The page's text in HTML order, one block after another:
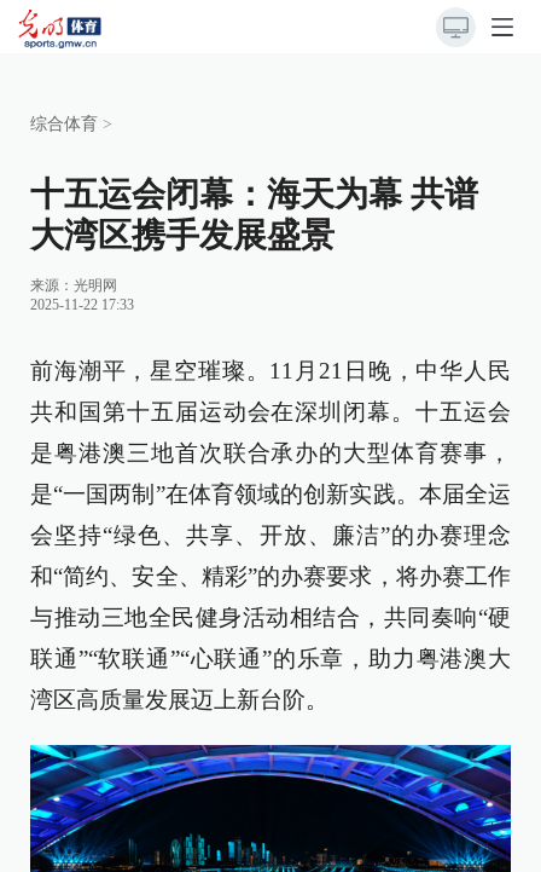
综合体育 >
十五运会闭幕：海天为幕 共谱
大湾区携手发展盛景
来源： 光明网
2025-11-22 17:33
前海潮平，星空璀璨。11月21日晚，中华人民
共和国第十五届运动会在深圳闭幕。十五运会
是粤港澳三地首次联合承办的大型体育赛事，
是“一国两制”在体育领域的创新实践。本届全运
会坚持“绿色、共享、开放、廉洁”的办赛理念
和“简约、安全、精彩”的办赛要求，将办赛工作
与推动三地全民健身活动相结合，共同奏响“硬
联通”“软联通”“心联通”的乐章，助力粤港澳大
湾区高质量发展迈上新台阶。